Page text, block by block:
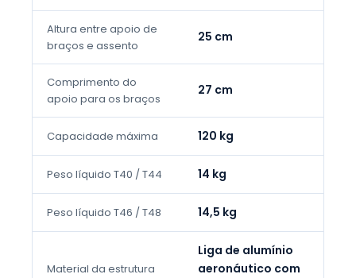
Altura entre apoio de
braços e assento
25 cm
Comprimento do
apoio para os braços
27 cm
Capacidade máxima 120 kg
Peso líquido T40 / T44 14 kg
Peso líquido T46 / T48 14,5 kg
Material da estrutura
Liga de alumínio
aeronáutico com